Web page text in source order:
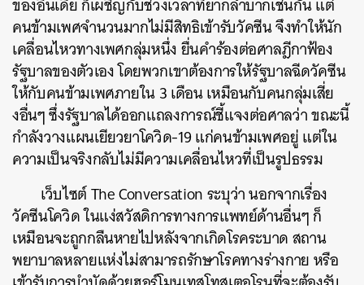
คนข้ามเพศจำนวนมากไม่มีสิทธิเข้ารับวัคซีน จึงทำให้นัก
เคลื่อนไหวทางเพศกลุ่มหนึ่ง ยื่นคำร้องต่อศาลฎีกาฟ้อง
รัฐบาลของตัวเอง โดยพวกเขาต้องการให้รัฐบาลฉีดวัคซีน
ให้กับคนข้ามเพศภายใน 3 เดือน เหมือนกับคนกลุ่มเสี่ย
งอื่นๆ ซึ่งรัฐบาลได้ออกแถลงการณ์ชี้แจงต่อศาลว่า ขณะนี้
กำลังวางแผนเยียวยาโควิด-19 แก่คนข้ามเพศอยู่ แต่ใน
ความเป็นจริงกลับไม่มีความเคลื่อนไหวที่เป็นรูปธรรม
เว็บไซต์ The Conversation ระบุว่า นอกจากเรื่อง
วัคซีนโควิด ในแง่สวัสดิการทางการแพทย์ด้านอื่นๆ ก็
เหมือนจะถูกกลืนหายไปหลังจากเกิดโรคระบาด สถาน
พยาบาลหลายแห่งไม่สามารถรักษาโรคทางร่างกาย หรือ
ค้นหา